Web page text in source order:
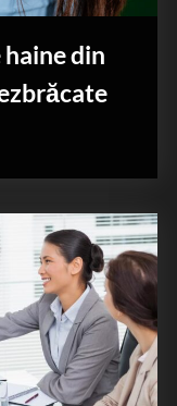
din